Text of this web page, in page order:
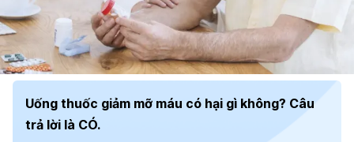
Uống thuốc giảm mỡ máu có hại gì không? Câu
trả lời là CÓ.